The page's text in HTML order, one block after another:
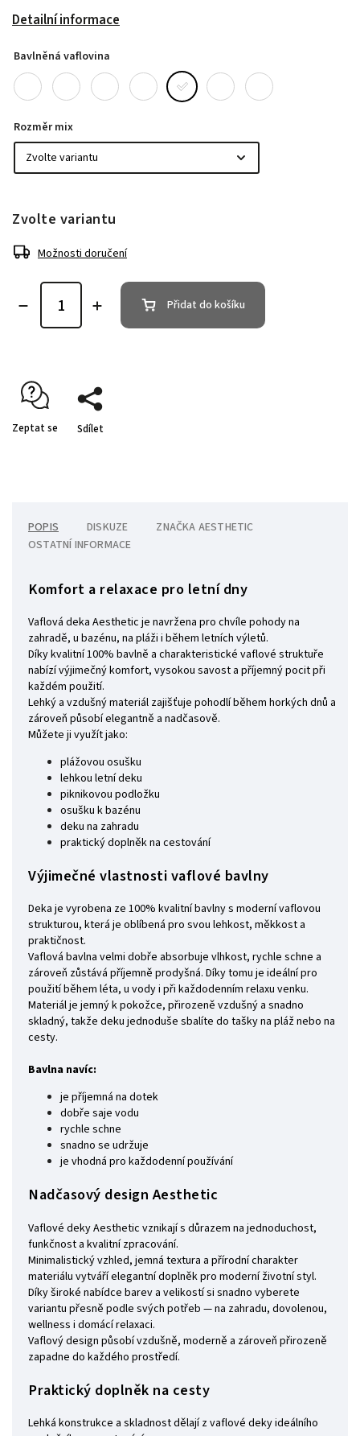
Detailní informace
Bavlněná vaflovina
Rozměr mix
Zvolte variantu
Možnosti doručení
Přidat do košíku
Zeptat se Sdílet
POPIS DISKUZE ZNAČKA AESTHETIC
OSTATNÍ INFORMACE
Komfort a relaxace pro letní dny
Vaflová deka Aesthetic je navržena pro chvíle pohody na
zahradě, u bazénu, na pláži i během letních výletů.
Díky kvalitní 100% bavlně a charakteristické vaflové struktuře
nabízí výjimečný komfort, vysokou savost a příjemný pocit při
každém použití.
Lehký a vzdušný materiál zajišťuje pohodlí během horkých dnů a
zároveň působí elegantně a nadčasově.
Můžete ji využít jako:
plážovou osušku
lehkou letní deku
piknikovou podložku
osušku k bazénu
deku na zahradu
praktický doplněk na cestování
Výjimečné vlastnosti vaflové bavlny
Deka je vyrobena ze 100% kvalitní bavlny s moderní vaflovou
strukturou, která je oblíbená pro svou lehkost, měkkost a
praktičnost.
Vaflová bavlna velmi dobře absorbuje vlhkost, rychle schne a
zároveň zůstává příjemně prodyšná. Díky tomu je ideální pro
použití během léta, u vody i při každodenním relaxu venku.
Materiál je jemný k pokožce, přirozeně vzdušný a snadno
skladný, takže deku jednoduše sbalíte do tašky na pláž nebo na
cesty.
Bavlna navíc:
je příjemná na dotek
dobře saje vodu
rychle schne
snadno se udržuje
je vhodná pro každodenní používání
Nadčasový design Aesthetic
Vaflové deky Aesthetic vznikají s důrazem na jednoduchost,
funkčnost a kvalitní zpracování.
Minimalistický vzhled, jemná textura a přírodní charakter
materiálu vytváří elegantní doplněk pro moderní životní styl.
Díky široké nabídce barev a velikostí si snadno vyberete
variantu přesně podle svých potřeb — na zahradu, dovolenou,
wellness i domácí relaxaci.
Vaflový design působí vzdušně, moderně a zároveň přirozeně
zapadne do každého prostředí.
Praktický doplněk na cesty
Lehká konstrukce a skladnost dělají z vaflové deky ideálního